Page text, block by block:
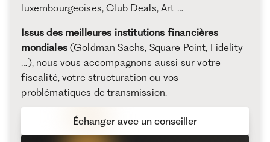
luxembourgeoises, Club Deals, Art …
Issus des meilleures institutions financières
mondiales(Goldman Sachs, Square Point, Fidelity
…), nous vous accompagnons aussi sur votre
fiscalité, votre structuration ou vos
problématiques de transmission.
Échanger avec un conseiller